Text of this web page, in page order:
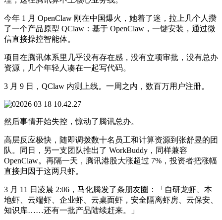
今年 1 月 OpenClaw 刚在中国爆火，她着了迷，拉上几个人攒
了一个产品原型 QClaw：基于 OpenClaw，一键安装，通过微
信直接操控智能体。
项目在腾讯体系里几乎没有存在感，没有立项审批，没有总办
资源，几个年轻人凑在一起写代码。
3 月 9 日，QClaw 内测上线。一周之内，数百万用户注册。
然后事情开始失控，惊动了腾讯总办。
高层反应极快，随即调拨数十名员工和计算资源到张舒昱的团
队。同日，另一支团队推出了 WorkBuddy，同样兼容
OpenClaw。再隔一天，腾讯港股大涨超过 7%，投资者把涨幅
直接归因于这两只虾。
3 月 11 日凌晨 2:06，马化腾发了条朋友圈：「自研龙虾、本
地虾、云端虾、企业虾、云桌面虾，安全隔离虾房、云保安、
知识库……还有一批产品陆续赶来。」